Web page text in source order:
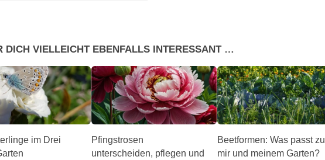
DICH VIELLEICHT EBENFALLS INTERESSANT …
im Drei
Pfingstrosen
unterscheiden, pflegen und
Beetformen: Was passt zu
mir und meinem Garten?